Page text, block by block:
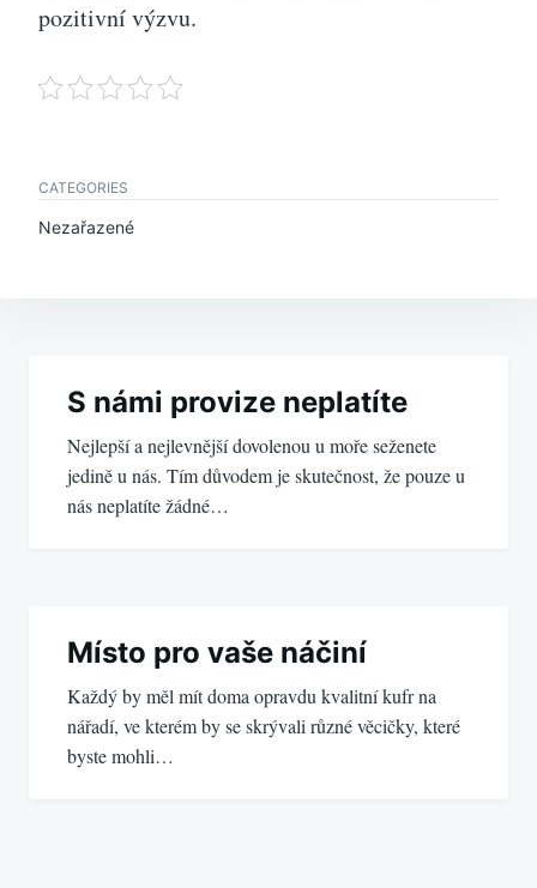
pozitivní výzvu.
CATEGORIES
Nezařazené
pro
příspěvek
S námi provize neplatíte
Nejlepší a nejlevnější dovolenou u moře seženete
jedině u nás. Tím důvodem je skutečnost, že pouze u
nás neplatíte žádné…
Místo pro vaše náčiní
Každý by měl mít doma opravdu kvalitní kufr na
nářadí, ve kterém by se skrývali různé věcičky, které
byste mohli…